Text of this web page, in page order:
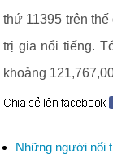
thứ 11395 trên
trị gia nổi tiếng.
khoảng
Những người nổi